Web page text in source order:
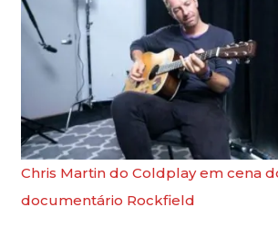
Chris Martin do Coldplay em cena
documentário Rockfield